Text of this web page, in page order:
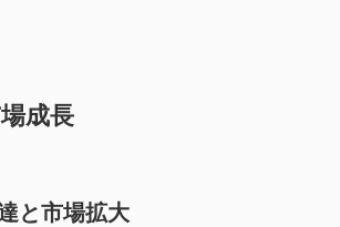
成長
と市場拡大